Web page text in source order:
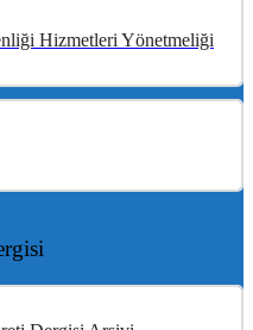
Hizmetleri Yönetmeliği